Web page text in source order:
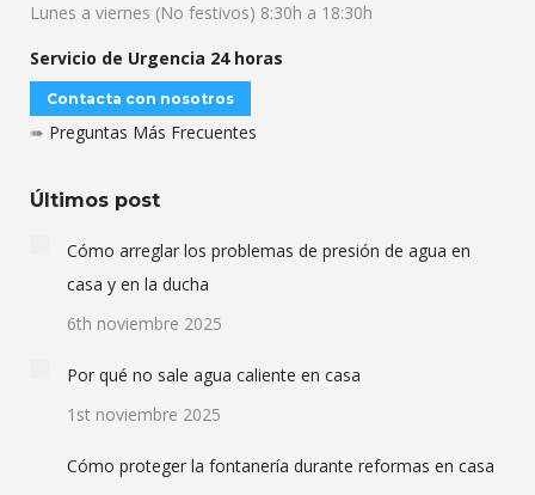
Lunes a viernes (No festivos) 8:30h a 18:30h
Servicio de Urgencia 24 horas
Contacta con nosotros
➠ Preguntas Más Frecuentes
Últimos post
Cómo arreglar los problemas de presión de agua en
casa y en la ducha
6th noviembre 2025
Por qué no sale agua caliente en casa
1st noviembre 2025
Cómo proteger la fontanería durante reformas en casa